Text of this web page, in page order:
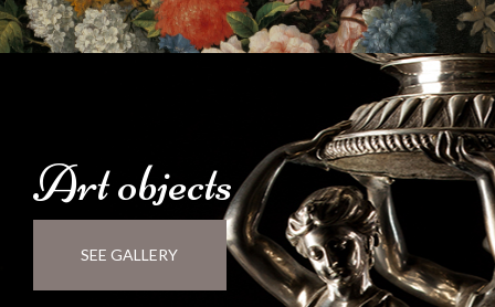
Artobjects
SEE GALLERY